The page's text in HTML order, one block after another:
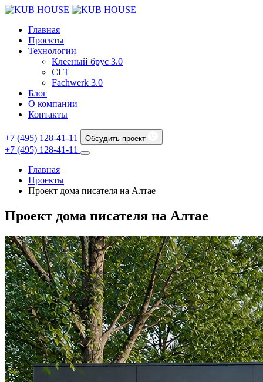
Главная
Проекты
Технологии
Клееный брус 3.0
CLT
Fachwerk 3.0
Блог
О компании
Контакты
+7 (495) 128-41-11 Обсудить проект
+7 (495) 128-41-11
Главная
Проекты
Проект дома писателя на Алтае
Проект дома писателя на Алтае